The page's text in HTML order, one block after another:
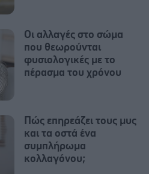
Οι αλλαγές στο σώμα
που θεωρούνται
φυσιολογικές με το
πέρασμα του χρόνου
Πώς επηρεάζει τους μυς
και τα οστά ένα
συμπλήρωμα
κολλαγόνου;